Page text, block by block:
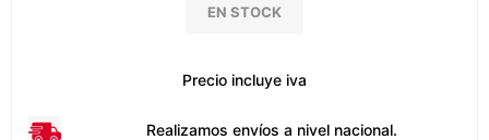
EN STOCK
Precio incluye iva
Realizamos envíos a nivel nacional.